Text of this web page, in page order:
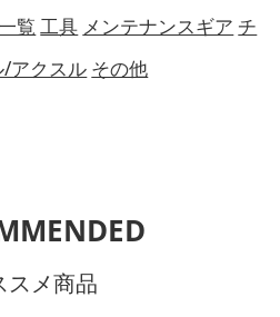
覧 工具 メンテナンスギア チ
アクスル その他
スメ商品